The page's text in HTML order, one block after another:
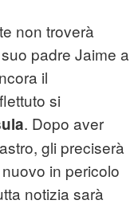
non troverà
padre Jaime a
il
si
. Dopo aver
gli preciserà
in pericolo
notizia sarà